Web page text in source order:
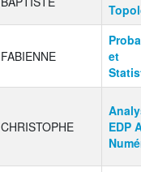
FABIENNE
et
CHRISTOPHE
EDP